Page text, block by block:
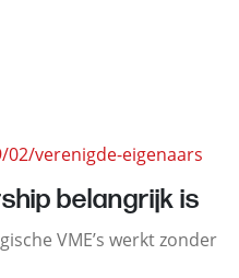
verenigde-eigenaars
belangrijk is
VME’s werkt zonder